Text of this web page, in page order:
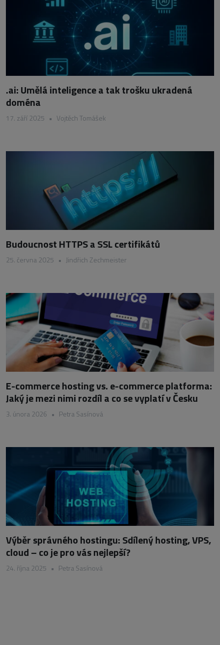
.ai: Umělá inteligence a tak trošku ukradená
doména
17. září 2025 • Vojtěch Tomášek
Budoucnost HTTPS a SSL certifikátů
25. června 2025 • Jindřich Zechmeister
E-commerce hosting vs. e-commerce platforma:
Jaký je mezi nimi rozdíl a co se vyplatí v Česku
3. února 2026 • Petra Sasínová
Výběr správného hostingu: Sdílený hosting, VPS,
cloud – co je pro vás nejlepší?
24. října 2025 • Petra Sasínová